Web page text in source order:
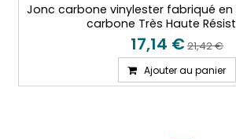
Jonc carbone vinylester fabriqué en
carbone Très Haute
17,14 €21,42 €
Ajouter au panier